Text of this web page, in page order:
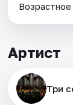
Возрастное
Артист
Три